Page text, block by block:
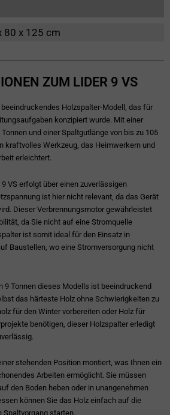
80 x 125 cm
ZUM LIDER 9 VS
beeindruckendes Holzspalter-Modell, das für
konzipiert wurde. Mit einer
und einer Spaltgutlänge von bis zu 105
kraftvolles Werkzeug, das Heimwerkern und
erleichtert.
VS erfolgt über einen zuverlässigen
ist hier nicht relevant, da das Gerät
Dieser Verbrennungsmotor gewährleistet
da Sie nicht auf eine Stromquelle
ist somit ideal für den Einsatz in
Baustellen, wo eine Stromversorgung nicht
9 Tonnen dieses Modells ist beeindruckend
das härteste Holz ohne Schwierigkeiten zu
für den Winter vorbereiten oder Holz für
benötigen, dieser Holzspalter erledigt
stehenden Position montiert, was Ihnen ein
Arbeiten ermöglicht. Sie müssen
den Boden heben oder in unangenehmen
können Sie das Holz einfach auf die
Spaltvorgang starten.